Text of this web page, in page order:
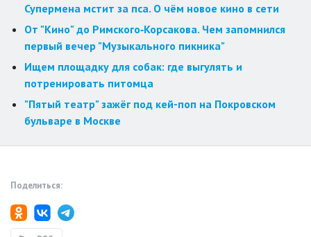
Супермена мстит за пса. О чём новое кино в сети
От "Кино" до Римского‑Корсакова. Чем запомнился
первый вечер "Музыкального пикника"
Ищем площадку для собак: где выгулять и
потренировать питомца
"Пятый театр" зажёг под кей-поп на Покровском
бульваре в Москве
Поделиться: